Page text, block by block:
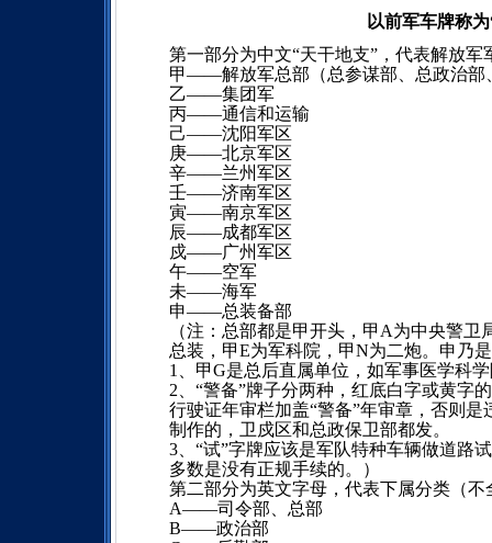
以前军车牌称
第一部分为中文“天干地支”，代表解放军
甲――解放军总部（总参谋部、总政治部
乙――集团军
丙――通信和运输
己――沈阳军区
庚――北京军区
辛――兰州军区
壬――济南军区
寅――南京军区
辰――成都军区
戍――广州军区
午――空军
未――海军
申――总装备部
（注：总部都是甲开头，甲A为中央警
总装，甲E为军科院，甲N为二炮。申乃
1、甲G是总后直属单位，如军事医学科
2、“警备”牌子分两种，红底白字或黄字
行驶证年审栏加盖“警备”年审章，否则
制作的，卫戍区和总政保卫部都发。
3、“试”字牌应该是军队特种车辆做道路
多数是没有正规手续的。）
第二部分为英文字母，代表下属分类（不
A――司令部、总部
B――政治部